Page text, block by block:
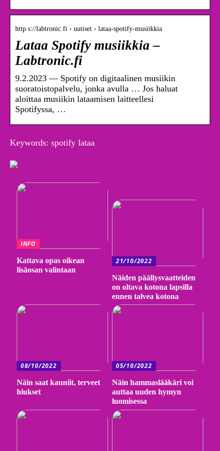
http s://labtronic.fi › uutiset › lataa-spotify-musiikkia
Lataa Spotify musiikkia –
Labtronic.fi
9.2.2023 — Spotify on digitaalinen musiikin
suoratoistopalvelu, jonka avulla … Jos haluat
aloittaa musiikin lataamisen laitteellesi
Spotifyssa, …
Keywords: spotify lataa
INFO
Kattava opas oikean
lisäosan valintaan
21/10/2022
Näiden päällysvaatteiden
on oltava kotona lapsilla
ennen talvea kotona
08/10/2022
Näin saat kauniit, terveet
hiukset
05/10/2022
Näin hammaslääkäri voi
auttaa uuden hymyn
luomisessa